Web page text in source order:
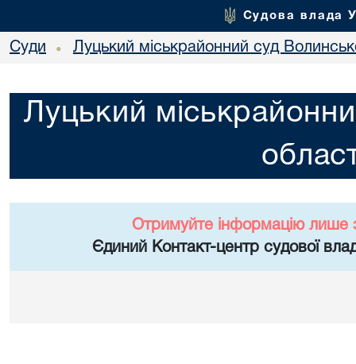
Судова влада
Суди • Луцький міськрайонний суд
Луцький
Отримуйте інформацію лише
Єдиний Контакт-центр судової